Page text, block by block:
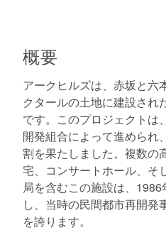
概要
アークヒルズは、赤坂と六
クタールの土地に建設され
です。このプロジェクトは
開発組合によって進められ
割を果たしました。複数の
宅、コンサートホール、そ
局を含むこの施設は、
し、当時の民間都市再開発
を誇ります。